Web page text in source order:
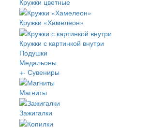
Кружки «Хамелеон»
Кружки с картинкой внутри
Подушки
Медальоны
+- Сувениры
Магниты
Зажигалки